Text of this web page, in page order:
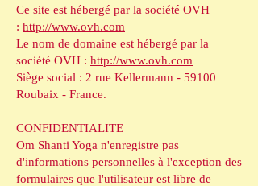
Ce site est hébergé par la société OVH
: http://www.ovh.com
Le nom de domaine est hébergé par la
société OVH : http://www.ovh.com
Siège social : 2 rue Kellermann - 59100
Roubaix - France.
CONFIDENTIALITE
Om Shanti Yoga n'enregistre pas
d'informations personnelles à l'exception des
formulaires que l'utilisateur est libre de